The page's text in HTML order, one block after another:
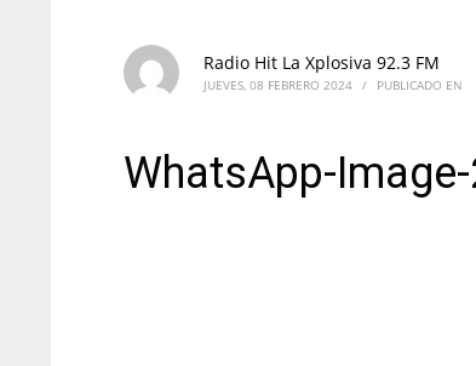
Radio Hit La Xplosiva 92.3 FM
JUEVES, 08 FEBRERO 2024 / PUBLICADO EN
WhatsApp-